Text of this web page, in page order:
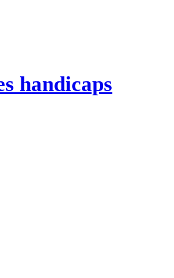
handicaps